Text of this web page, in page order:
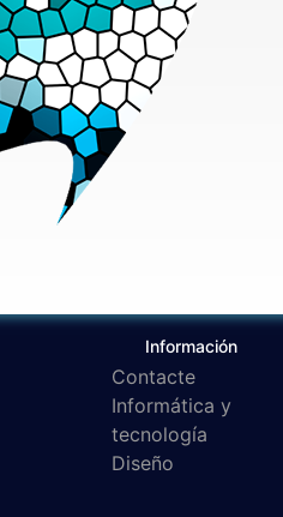
Información
Contacte
Informática y
tecnología
Diseño